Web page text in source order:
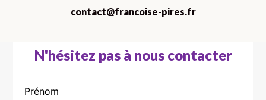
contact@francoise-pires.fr
N'hésitez pas à nous contacter